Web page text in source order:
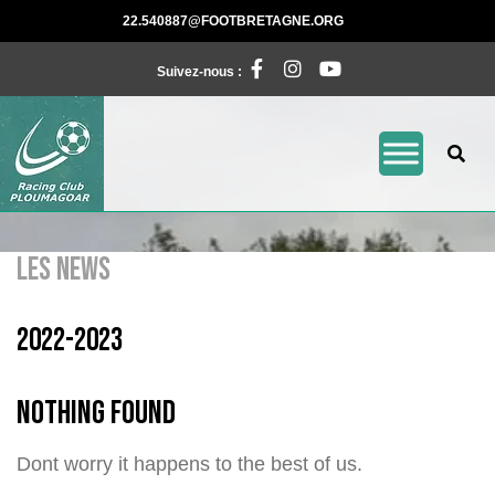
to
22.540887@FOOTBRETAGNE.ORG
Suivez-nous :
FacebookInstagramPinterest
LES NEWS
2022-2023
Nothing Found
Dont worry it happens to the best of us.